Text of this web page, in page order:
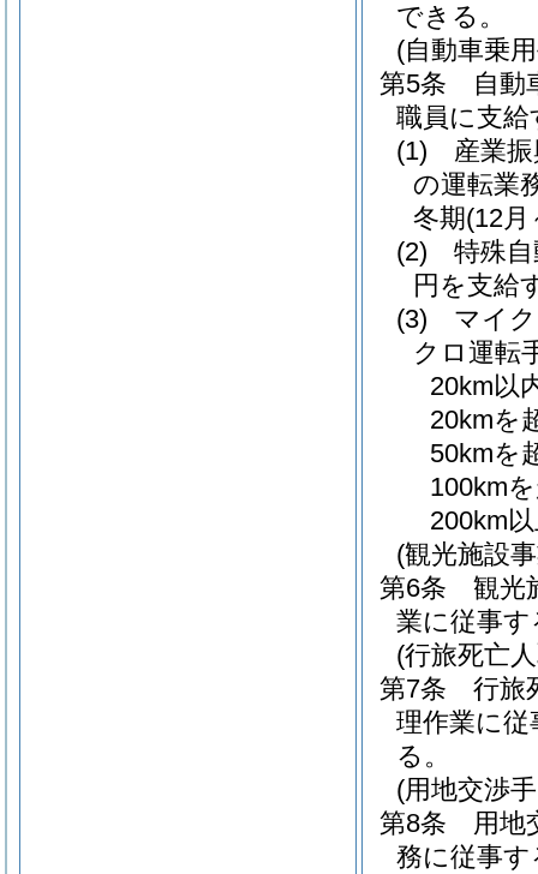
できる。
(自動車乗
第5条
自動
職員に支給
(1)
産業
の運転業
冬期(12月
(2)
特殊
円を支給
(3)
マイ
クロ運転
20km以
20kmを
50kmを
100km
200km
(観光施設
第6条
観光
業に従事
(行旅死亡
第7条
行旅
理作業に
る。
(用地交渉
第8条
用地
務に従事